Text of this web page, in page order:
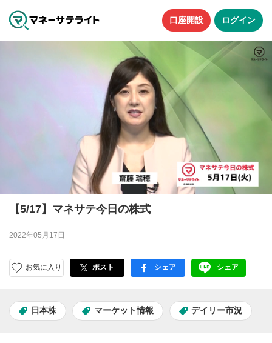
口座開設 ログイン
【5/17】マネサテ今日の株式
2022年05月17日
お気に入り ポスト facebook
シェア LINE
シェア
日本株 マーケット情報 デイリー市況